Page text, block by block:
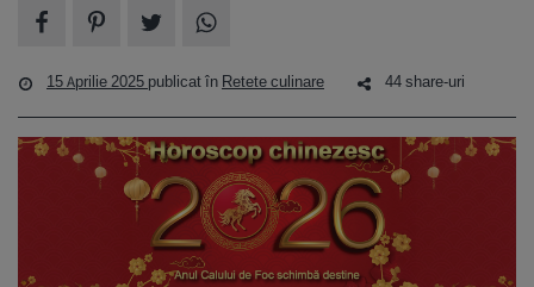
15 Aprilie 2025 publicat în Retete culinare 44 share-uri